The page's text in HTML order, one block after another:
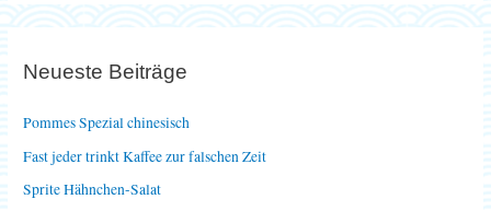
n
c
h
Neueste Beiträge
Pommes Spezial chinesisch
Fast jeder trinkt Kaffee zur falschen Zeit
Sprite Hähnchen-Salat